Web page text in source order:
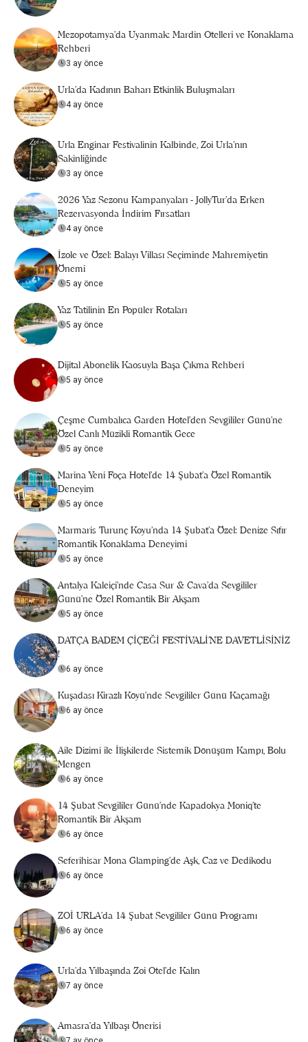
Mezopotamya’da Uyanmak: Mardin Otelleri ve Konaklama
Rehberi
3 ay önce
Urla'da Kadının Baharı Etkinlik Buluşmaları
4 ay önce
Urla Enginar Festivalinin Kalbinde, Zoi Urla’nın
Sakinliğinde
3 ay önce
2026 Yaz Sezonu Kampanyaları - JollyTur'da Erken
Rezervasyonda İndirim Fırsatları
4 ay önce
İzole ve Özel: Balayı Villası Seçiminde Mahremiyetin
Önemi
5 ay önce
Yaz Tatilinin En Popüler Rotaları
5 ay önce
Dijital Abonelik Kaosuyla Başa Çıkma Rehberi
5 ay önce
Çeşme Cumbalıca Garden Hotel’den Sevgililer Günü’ne
Özel Canlı Müzikli Romantik Gece
5 ay önce
Marina Yeni Foça Hotel’de 14 Şubat’a Özel Romantik
Deneyim
5 ay önce
Marmaris Turunç Koyu'nda 14 Şubat’a Özel: Denize Sıfır
Romantik Konaklama Deneyimi
5 ay önce
Antalya Kaleiçi'nde Casa Sur & Cava’da Sevgililer
Günü’ne Özel Romantik Bir Akşam
5 ay önce
DATÇA BADEM ÇİÇEĞİ FESTİVALİ’NE DAVETLİSİNİZ
!
6 ay önce
Kuşadası Kirazlı Köyü'nde Sevgililer Günü Kaçamağı
6 ay önce
Aile Dizimi ile İlişkilerde Sistemik Dönüşüm Kampı, Bolu
Mengen
6 ay önce
14 Şubat Sevgililer Günü’nde Kapadokya Moniq’te
Romantik Bir Akşam
6 ay önce
Seferihisar Mona Glamping’de Aşk, Caz ve Dedikodu
6 ay önce
ZOİ URLA'da 14 Şubat Sevgililer Günü Programı
6 ay önce
Urla'da Yılbaşında Zoi Otel'de Kalın
7 ay önce
Amasra'da Yılbaşı Önerisi